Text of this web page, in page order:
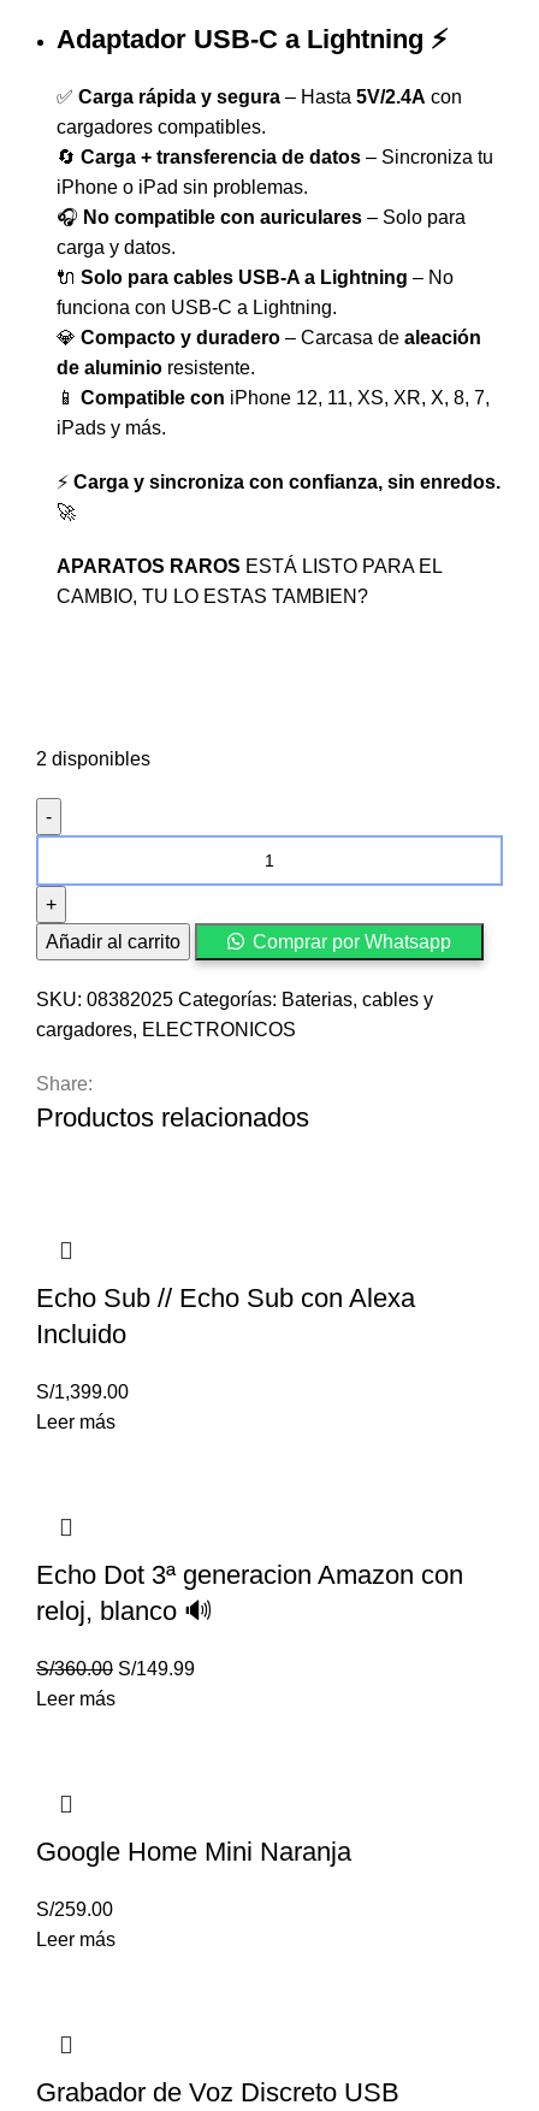
Adaptador USB-C a Lightning ⚡
✅ Carga rápida y segura – Hasta 5V/2.4A con
cargadores compatibles.
🔄 Carga + transferencia de datos – Sincroniza tu
iPhone o iPad sin problemas.
🎧 No compatible con auriculares – Solo para
carga y datos.
🔌 Solo para cables USB-A a Lightning – No
funciona con USB-C a Lightning.
💎 Compacto y duradero – Carcasa de aleación
de aluminio resistente.
📱 Compatible con iPhone 12, 11, XS, XR, X, 8, 7,
iPads y más.
⚡ Carga y sincroniza con confianza, sin enredos.
🚀
APARATOS RAROS ESTÁ LISTO PARA EL
CAMBIO, TU LO ESTAS TAMBIEN?
2 disponibles
USB-
C
macho
para
hembra
Ning
cantidad
Añadir al carrito Comprar por Whatsapp
SKU: 08382025 Categorías: Baterias, cables y
cargadores, ELECTRONICOS
Share:
Productos relacionados
Echo Sub // Echo Sub con Alexa
Incluido
S/1,399.00
Leer más
Echo Dot 3ª generacion Amazon con
reloj, blanco 🔊
S/360.00 S/149.99
Leer más
Google Home Mini Naranja
S/259.00
Leer más
Grabador de Voz Discreto USB